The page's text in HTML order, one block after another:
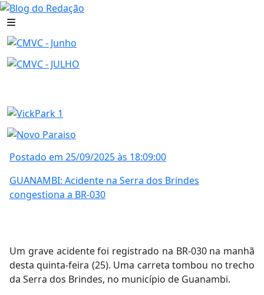
Postado em 25/09/2025 às 18:09:00
GUANAMBI: Acidente na Serra dos Brindes
congestiona a BR-030
Um grave acidente foi registrado na BR-030 na manhã
desta quinta-feira (25). Uma carreta tombou no trecho
da Serra dos Brindes, no município de Guanambi.